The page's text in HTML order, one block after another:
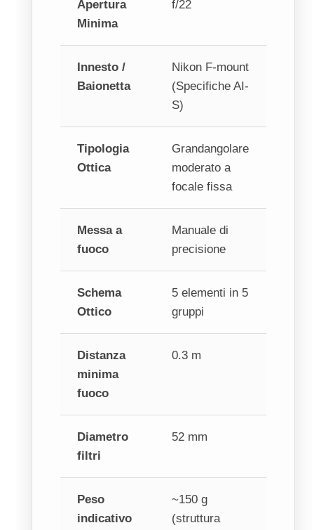
Apertura
Minima
f/22
Innesto /
Baionetta
Nikon F-mount
(Specifiche AI-
S)
Tipologia
Ottica
Grandangolare
moderato a
focale fissa
Messa a
fuoco
Manuale di
precisione
Schema
Ottico
5 elementi in 5
gruppi
Distanza
minima
fuoco
0.3 m
Diametro
filtri
52 mm
Peso
indicativo
~150 g
(struttura